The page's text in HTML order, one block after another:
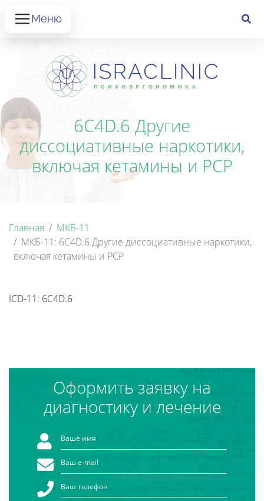
Меню
6C4D.6 Другие
диссоциативные наркотики,
включая кетамины и РСР
Главная
МКБ-11
МКБ-11: 6C4D.6 Другие диссоциативные наркотики,
включая кетамины и РСР
ICD-11: 6C4D.6
Оформить заявку на
диагностику и лечение